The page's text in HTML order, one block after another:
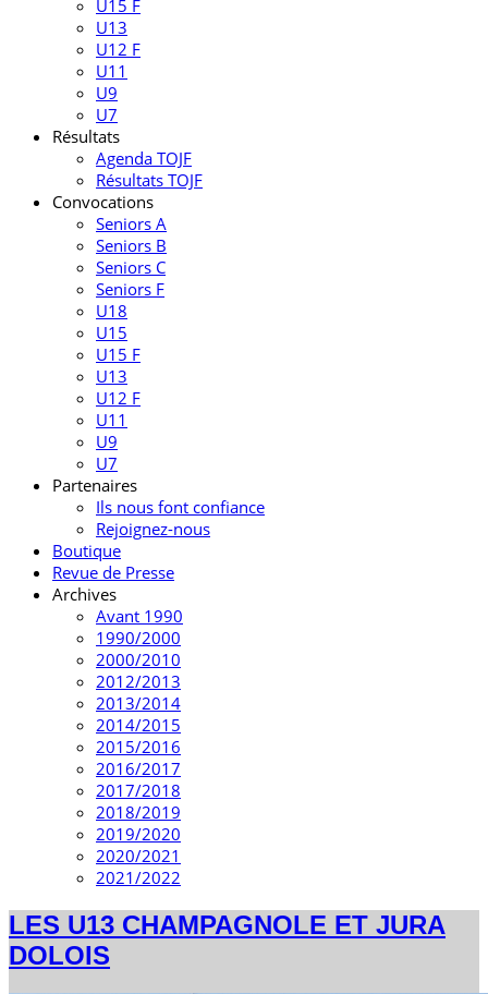
U15 F
U13
U12 F
U11
U9
U7
Résultats
Agenda TOJF
Résultats TOJF
Convocations
Seniors A
Seniors B
Seniors C
Seniors F
U18
U15
U15 F
U13
U12 F
U11
U9
U7
Partenaires
Ils nous font confiance
Rejoignez-nous
Boutique
Revue de Presse
Archives
Avant 1990
1990/2000
2000/2010
2012/2013
2013/2014
2014/2015
2015/2016
2016/2017
2017/2018
2018/2019
2019/2020
2020/2021
2021/2022
LES U13 CHAMPAGNOLE ET JURA
DOLOIS